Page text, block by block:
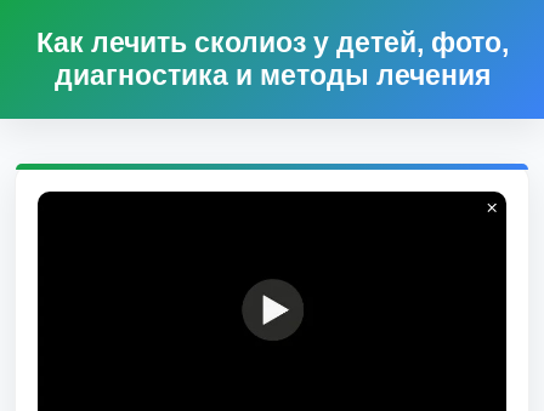
Как лечить сколиоз у детей, фото,
диагностика и методы лечения